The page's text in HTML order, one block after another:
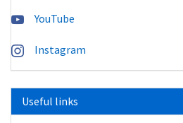
YouTube
Instagram
Useful links